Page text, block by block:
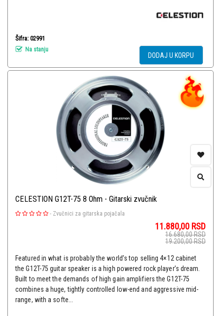
Šifra: 02991
Na stanju
DODAJ U KORPU
CELESTION G12T-75 8 Ohm - Gitarski zvučnik
- Zvučnici za gitarska pojačala
11.880,00 RSD
16.680,00RSD
19.200,00RSD
Featured in what is probably the world’s top selling 4×12 cabinet
the G12T-75 guitar speaker is a high powered rock player’s dream.
Built to meet the demands of high gain amplifiers the G12T-75
combines a huge, tightly controlled low-end and aggressive mid-
range, with a softe...